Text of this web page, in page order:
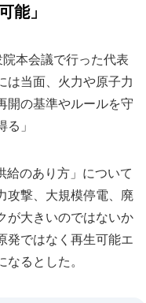
能」
本会議で行った代表
は当面、火力や原子力
開の基準やルールを守
」
のあり方」について
攻撃、大規模停電、廃
が大きいのではないか
発ではなく再生可能エ
るとした。